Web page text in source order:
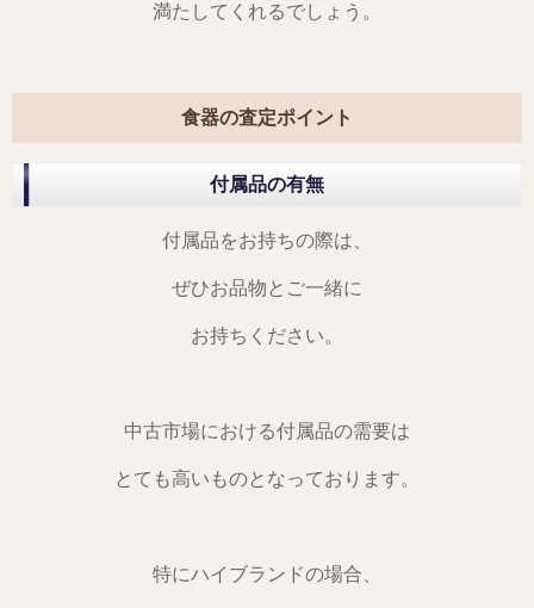
満たしてくれるでしょう。
食器の査定ポイント
付属品の有無
付属品をお持ちの際は、
ぜひお品物とご一緒に
お持ちください。
中古市場における付属品の需要は
とても高いものとなっております。
特にハイブランドの場合、